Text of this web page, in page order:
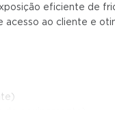
eficiente de
ao cliente e